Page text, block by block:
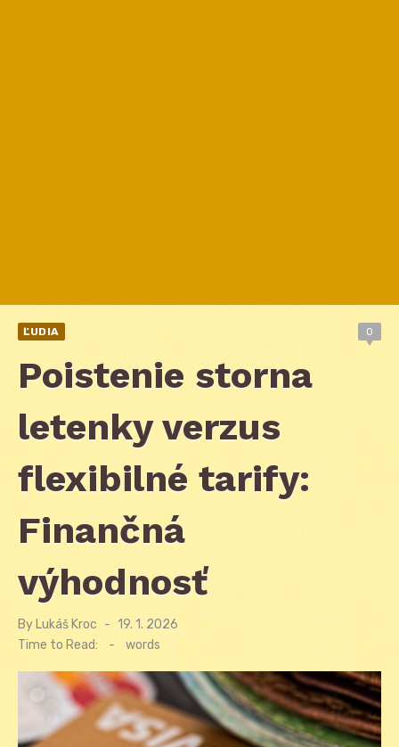
ĽUDIA 0
Poistenie storna
letenky verzus
flexibilné tarify:
Finančná
výhodnosť
By Lukáš Kroc
Posted
on
19. 1. 2026
Time to Read:
- words